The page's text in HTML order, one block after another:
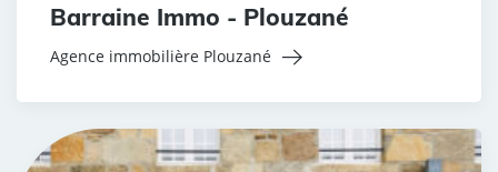
Barraine Immo - Plouzané
Agence immobilière Plouzané